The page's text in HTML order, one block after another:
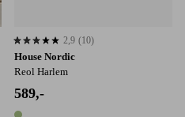
House Nordic
Reol Harlem
589,-
2,9 baseret på 10 bedømmelser
2,9 (10)